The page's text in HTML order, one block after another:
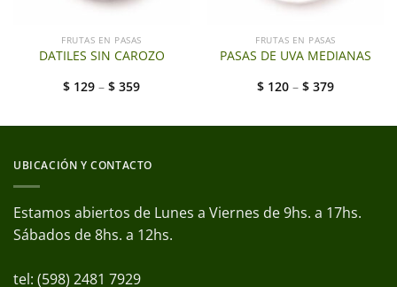
FRUTAS EN PASAS
DATILES SIN CAROZO
$ 129 – $ 359
FRUTAS EN PASAS
PASAS DE UVA MEDIANAS
$ 120 – $ 379
UBICACIÓN Y CONTACTO
Estamos abiertos de Lunes a Viernes de 9hs. a 17hs.
Sábados de 8hs. a 12hs.
tel: (598) 2481 7929